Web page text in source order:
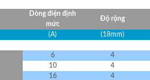
Dòng điện định
mức
Độ rộng
(A) (18mm)
6 4
10
4
16
4